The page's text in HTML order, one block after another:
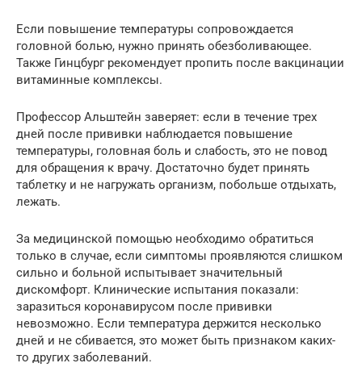
Если повышение температуры сопровождается
головной болью, нужно принять обезболивающее.
Также Гинцбург рекомендует пропить после вакцинации
витаминные комплексы.
Профессор Альштейн заверяет: если в течение трех
дней после прививки наблюдается повышение
температуры, головная боль и слабость, это не повод
для обращения к врачу. Достаточно будет принять
таблетку и не нагружать организм, побольше отдыхать,
лежать.
За медицинской помощью необходимо обратиться
только в случае, если симптомы проявляются слишком
сильно и больной испытывает значительный
дискомфорт. Клинические испытания показали:
заразиться коронавирусом после прививки
невозможно. Если температура держится несколько
дней и не сбивается, это может быть признаком каких-
то других заболеваний.